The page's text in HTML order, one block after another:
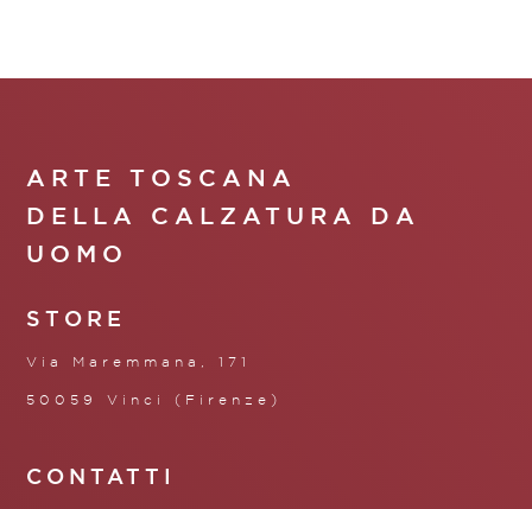
ARTE TOSCANA
DELLA CALZATURA DA
UOMO
STORE
Via Maremmana, 171
50059 Vinci (Firenze)
CONTATTI